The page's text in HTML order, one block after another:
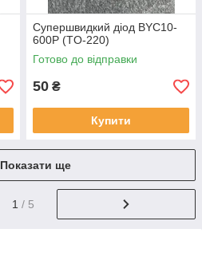
Супершвидкий діод BYC10-
600P (TO-220)
Готово до відправки
50 ₴
Купити
Показати ще
1 / 5